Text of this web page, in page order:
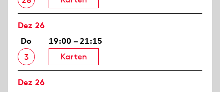
Dez 26
Do
3
19:00 – 21:15
Karten
Dez 26